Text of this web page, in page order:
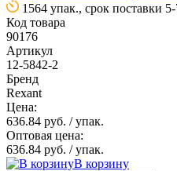
1564 упак., срок поставки
Код товара
90176
Артикул
12-5842-2
Бренд
Rexant
Цена:
636.84 руб. / упак.
Оптовая цена:
636.84 руб. / упак.
В корзину